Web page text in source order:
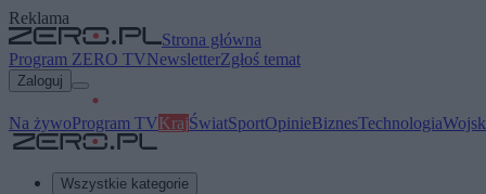
Reklama
Strona główna
Program ZERO TVNewsletterZgłoś temat
Zaloguj
Na żywoProgram TVKrajŚwiatSportOpinieBiznesTechnologia
Wszystkie kategorie